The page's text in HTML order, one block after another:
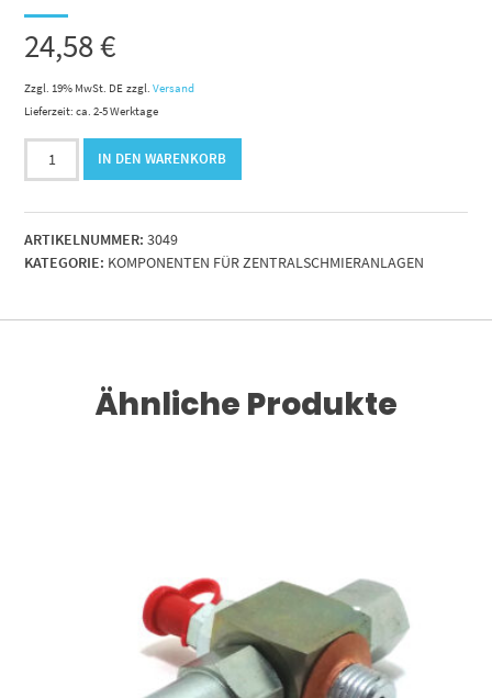
24,58€
Zzgl. 19% MwSt. DE zzgl.Versand
Lieferzeit: ca. 2-5 Werktage
Deckel
2.5
kg
BEKA
IN DEN WARENKORB
ARTIKELNUMMER: 3049
KATEGORIE: KOMPONENTEN FÜR ZENTRALSCHMIERANLAGEN
Ähnliche Produkte